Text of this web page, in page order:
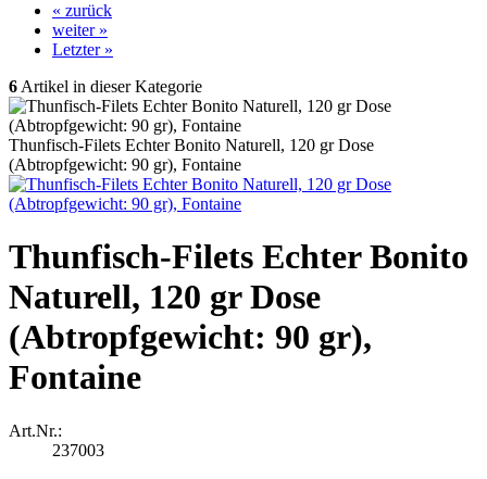
« zurück
weiter »
Letzter »
6 Artikel in dieser Kategorie
Thunfisch-Filets Echter Bonito Naturell, 120 gr Dose
(Abtropfgewicht: 90 gr), Fontaine
Thunfisch-Filets Echter Bonito
Naturell, 120 gr Dose
(Abtropfgewicht: 90 gr),
Fontaine
Art.Nr.:
237003